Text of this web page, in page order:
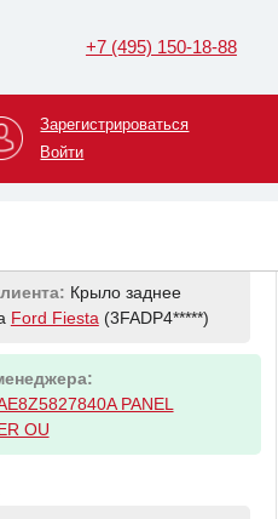
+7 (495) 150-18-88
Зарегистрироваться
Войти
Бампер задний на
Крыло заднее
Ford Fiesta (3FADP4*****)
PANEL
OU